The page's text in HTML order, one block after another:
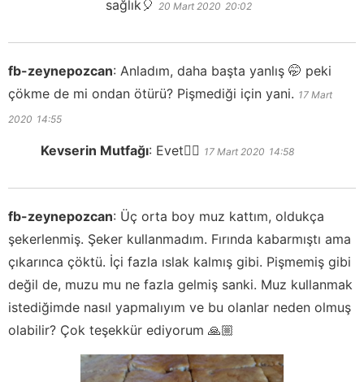
sağlık🎈 20 Mart 2020 20:02
fb-zeynepozcan: Anladım, daha başta yanlış 🤭 peki
çökme de mi ondan ötürü? Pişmediği için yani. 17 Mart
2020 14:55
Kevserin Mutfağı: Evet👍🏻 17 Mart 2020 14:58
fb-zeynepozcan: Üç orta boy muz kattım, oldukça
şekerlenmiş. Şeker kullanmadım. Fırında kabarmıştı ama
çıkarınca çöktü. İçi fazla ıslak kalmış gibi. Pişmemiş gibi
değil de, muzu mu ne fazla gelmiş sanki. Muz kullanmak
istediğimde nasıl yapmalıyım ve bu olanlar neden olmuş
olabilir? Çok teşekkür ediyorum 🙏🏼